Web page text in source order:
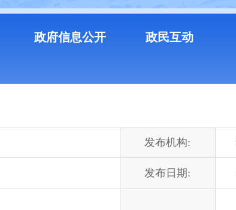
政府信息公开 政民互动
发布机构:
发布日期: